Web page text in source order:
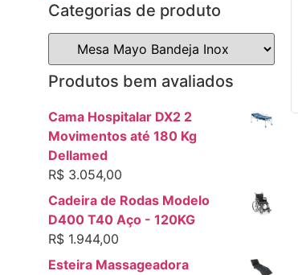
Categorias de produto
Produtos bem avaliados
Cama Hospitalar DX2 2
Movimentos até 180 Kg
Dellamed
R$ 3.054,00
Cadeira de Rodas Modelo
D400 T40 Aço - 120KG
R$ 1.944,00
Esteira Massageadora